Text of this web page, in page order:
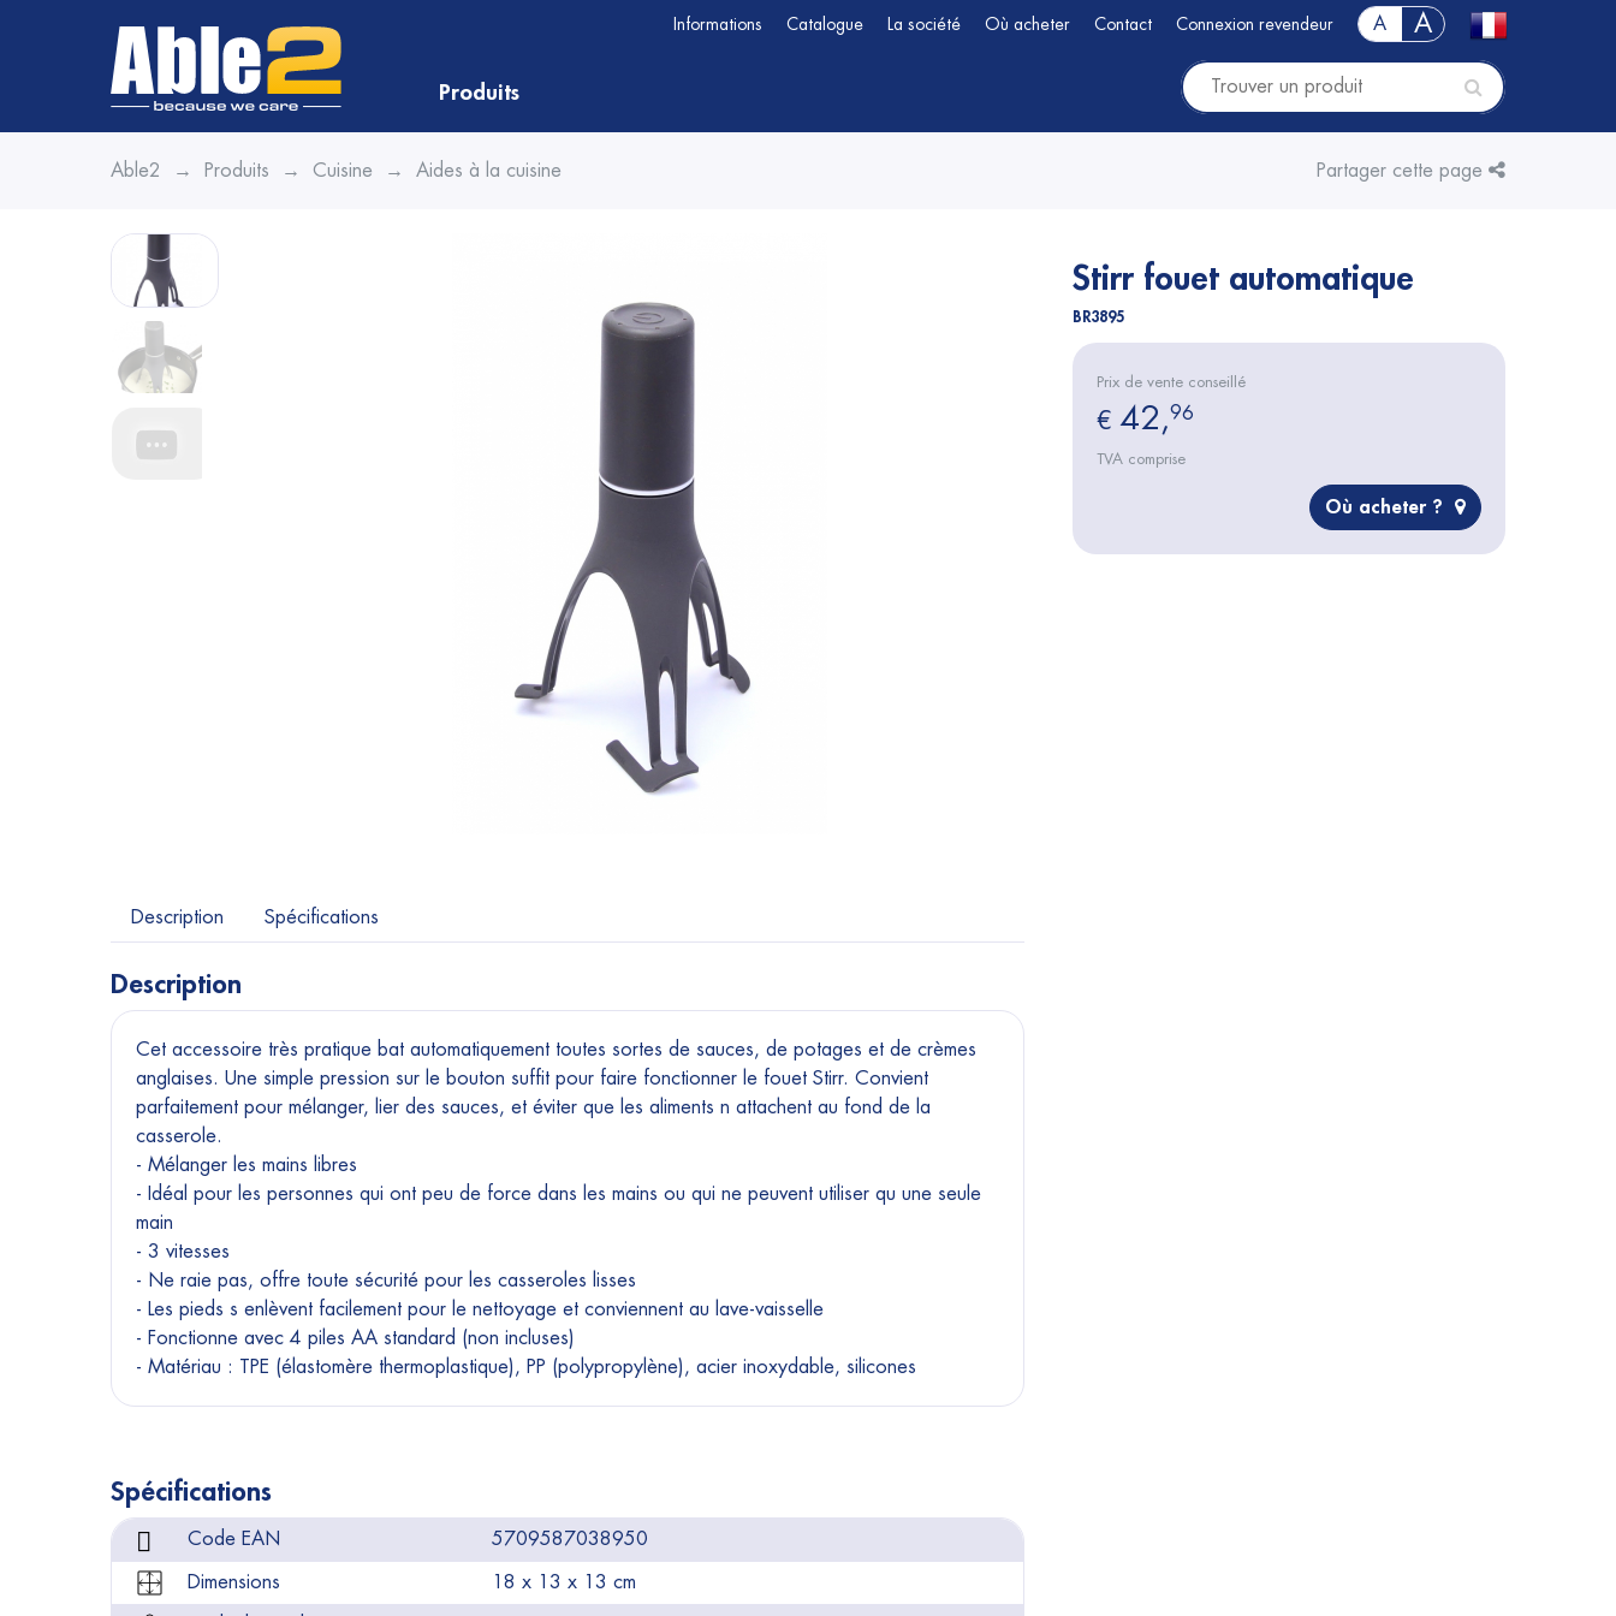
Informations Catalogue La société Où acheter Contact Connexion revendeur A A
Produits
Able2 Produits Cuisine Aides à la cuisine Partager cette page
Description Spécifications
Description
Cet accessoire très pratique bat automatiquement toutes sortes de sauces, de potages et de crèmes
anglaises. Une simple pression sur le bouton suffit pour faire fonctionner le fouet Stirr. Convient
parfaitement pour mélanger, lier des sauces, et éviter que les aliments n attachent au fond de la
casserole.
- Mélanger les mains libres
- Idéal pour les personnes qui ont peu de force dans les mains ou qui ne peuvent utiliser qu une seule
main
- 3 vitesses
- Ne raie pas, offre toute sécurité pour les casseroles lisses
- Les pieds s enlèvent facilement pour le nettoyage et conviennent au lave-vaisselle
- Fonctionne avec 4 piles AA standard (non incluses)
- Matériau : TPE (élastomère thermoplastique), PP (polypropylène), acier inoxydable, silicones
Spécifications
Code EAN 5709587038950
Dimensions 18 x 13 x 13 cm
Stirr fouet automatique
BR3895
Prix de vente conseillé
€ 42,96
TVA comprise
Où acheter ?